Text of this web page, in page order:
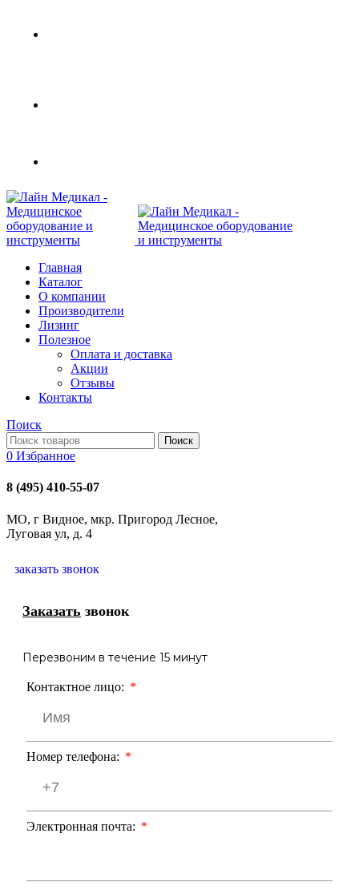
Главная
Каталог
О компании
Производители
Лизинг
Полезное
Оплата и доставка
Акции
Отзывы
Контакты
Поиск
Поиск
0 Избранное
8 (495) 410-55-07
МО, г Видное, мкр. Пригород Лесное,
Луговая ул, д. 4
заказать звонок
Контактное лицо:
Номер телефона:
Электронная почта:
Перезвоним в течение 15 минут
Заказать звонок